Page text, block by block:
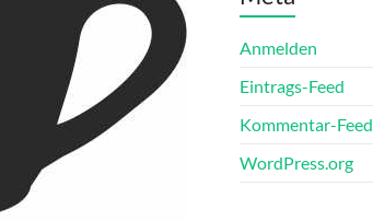
Anmelden
Eintrags-Feed
Kommentar-Feed
WordPress.org